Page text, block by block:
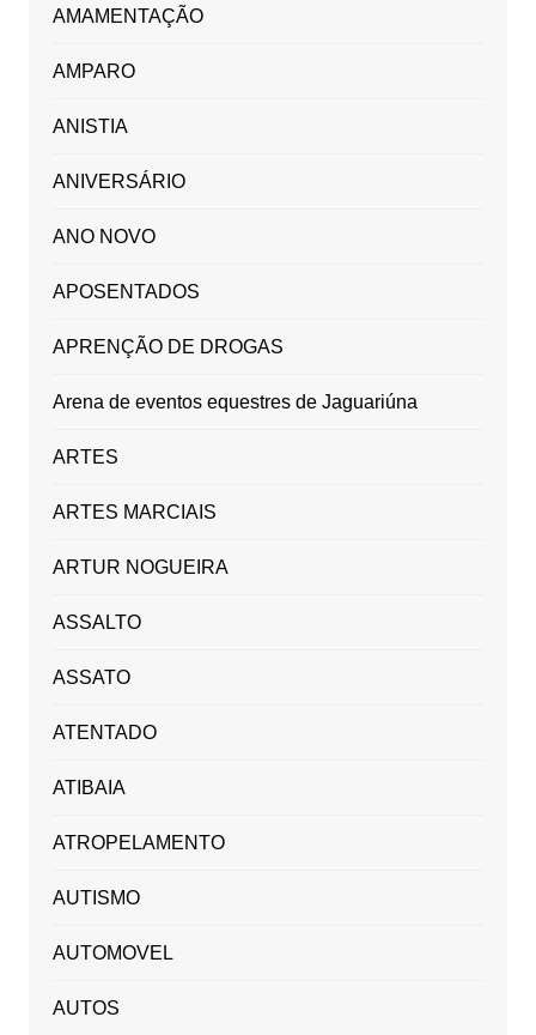
AMAMENTAÇÃO
AMPARO
ANISTIA
ANIVERSÁRIO
ANO NOVO
APOSENTADOS
APRENÇÃO DE DROGAS
Arena de eventos equestres de Jaguariúna
ARTES
ARTES MARCIAIS
ARTUR NOGUEIRA
ASSALTO
ASSATO
ATENTADO
ATIBAIA
ATROPELAMENTO
AUTISMO
AUTOMOVEL
AUTOS